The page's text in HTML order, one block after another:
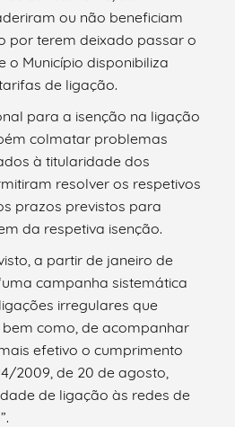
ou não beneficiam
por terem deixado passar o
o Município disponibiliza
de ligação.
para a isenção na ligação
colmatar problemas
à titularidade dos
resolver os respetivos
prazos previstos para
da respetiva isenção.
a partir de janeiro de
campanha sistemática
irregulares que
como, de acompanhar
efetivo o cumprimento
2009, de 20 de agosto,
de ligação às redes de